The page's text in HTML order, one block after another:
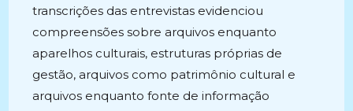
transcrições das entrevistas evidenciou
compreensões sobre arquivos enquanto
aparelhos culturais, estruturas próprias de
gestão, arquivos como patrimônio cultural e
arquivos enquanto fonte de informação